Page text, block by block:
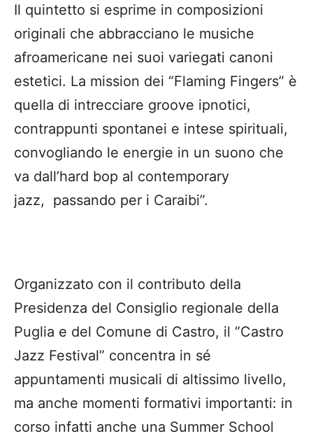
Il quintetto si esprime in composizioni
originali che abbracciano le musiche
afroamericane nei suoi variegati canoni
estetici. La mission dei “Flaming Fingers” è
quella di intrecciare groove ipnotici,
contrappunti spontanei e intese spirituali,
convogliando le energie in un suono che
va dall’hard bop al contemporary
jazz, passando per i Caraibi”.
Organizzato con il contributo della
Presidenza del Consiglio regionale della
Puglia e del Comune di Castro, il “Castro
Jazz Festival” concentra in sé
appuntamenti musicali di altissimo livello,
ma anche momenti formativi importanti: in
corso infatti anche una Summer School